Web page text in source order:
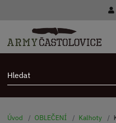
Úvod OBLEČENÍ Kalhoty